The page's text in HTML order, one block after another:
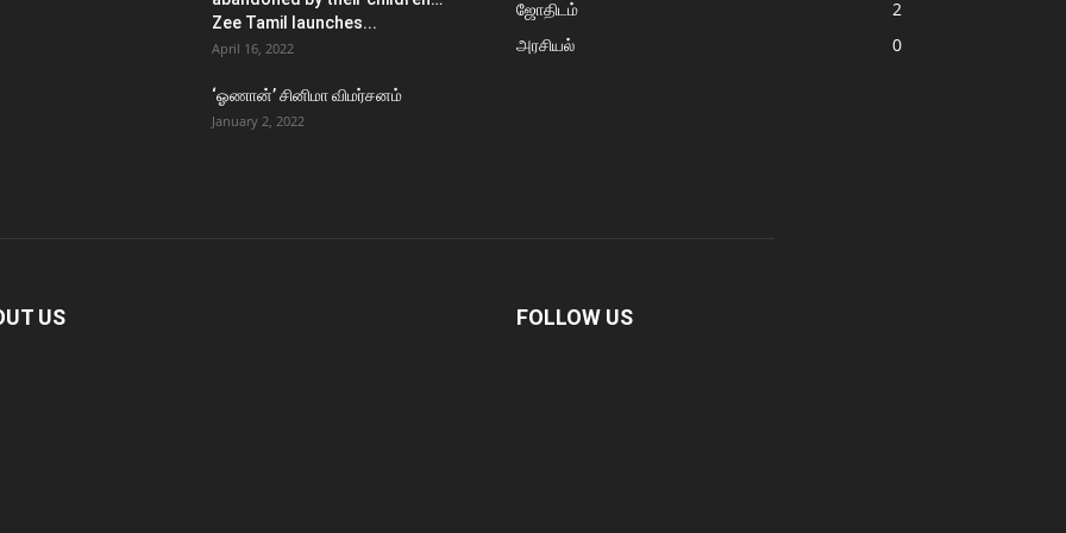
Zee Tamil launches...
April 16, 2022
‘ஓணான்’ சினிமா விமர்சனம்
January 2, 2022
ஜோதிடம்
2
அரசியல்
0
US FOLLOW US